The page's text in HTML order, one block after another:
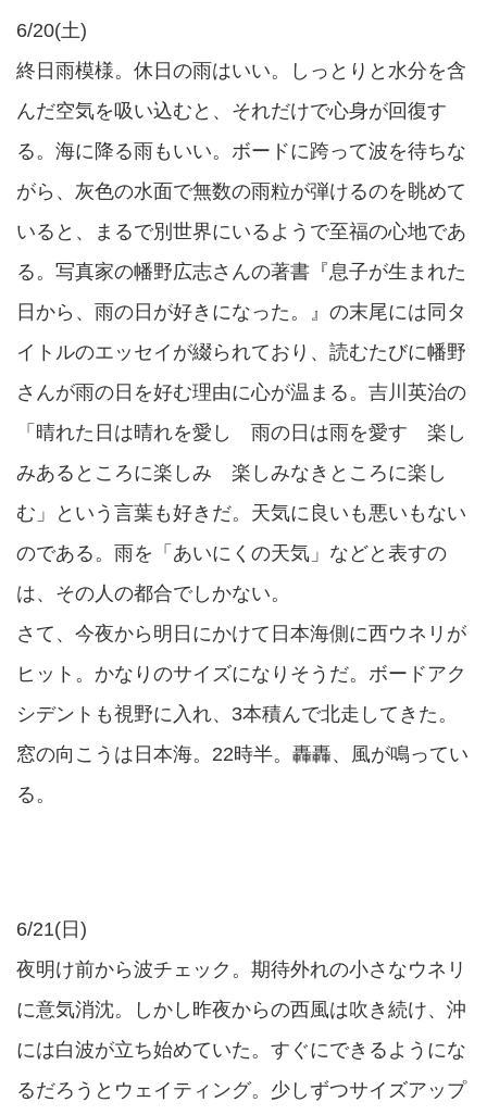
6/20(土)
終日雨模様。休日の雨はいい。しっとりと水分を含
んだ空気を吸い込むと、それだけで心身が回復す
る。海に降る雨もいい。ボードに跨って波を待ちな
がら、灰色の水面で無数の雨粒が弾けるのを眺めて
いると、まるで別世界にいるようで至福の心地であ
る。写真家の幡野広志さんの著書『息子が生まれた
日から、雨の日が好きになった。』の末尾には同タ
イトルのエッセイが綴られており、読むたびに幡野
さんが雨の日を好む理由に心が温まる。吉川英治の
「晴れた日は晴れを愛し 雨の日は雨を愛す 楽し
みあるところに楽しみ 楽しみなきところに楽し
む」という言葉も好きだ。天気に良いも悪いもない
のである。雨を「あいにくの天気」などと表すの
は、その人の都合でしかない。
さて、今夜から明日にかけて日本海側に西ウネリが
ヒット。かなりのサイズになりそうだ。ボードアク
シデントも視野に入れ、3本積んで北走してきた。
窓の向こうは日本海。22時半。轟轟、風が鳴ってい
る。
6/21(日)
夜明け前から波チェック。期待外れの小さなウネリ
に意気消沈。しかし昨夜からの西風は吹き続け、沖
には白波が立ち始めていた。すぐにできるようにな
るだろうとウェイティング。少しずつサイズアップ